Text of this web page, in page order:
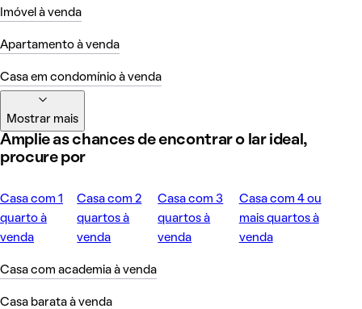
Imóvel à venda
Apartamento à venda
Casa em condomínio à venda
Mostrar mais
Amplie as chances de encontrar o lar ideal,
procure por
Casa com 1
quarto à
venda
Casa com 2
quartos à
venda
Casa com 3
quartos à
venda
Casa com 4 ou
mais quartos à
venda
Casa com academia à venda
Casa barata à venda